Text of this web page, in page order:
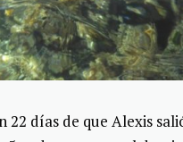
días de que Alexis